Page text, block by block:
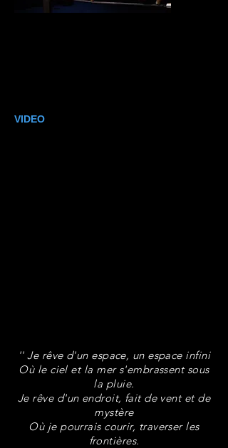
VIDEO
'' Je rêve d'un espace, un espace infini
Où le ciel et la mer s'embrassent sous
la pluie.
Je rêve d'un endroit, fait de vent et de
mystère
Où je pourrais courir, traverser les
frontières.